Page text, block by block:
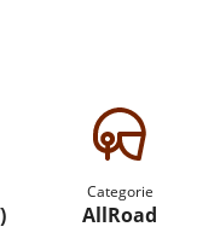
Categorie
AllRoad